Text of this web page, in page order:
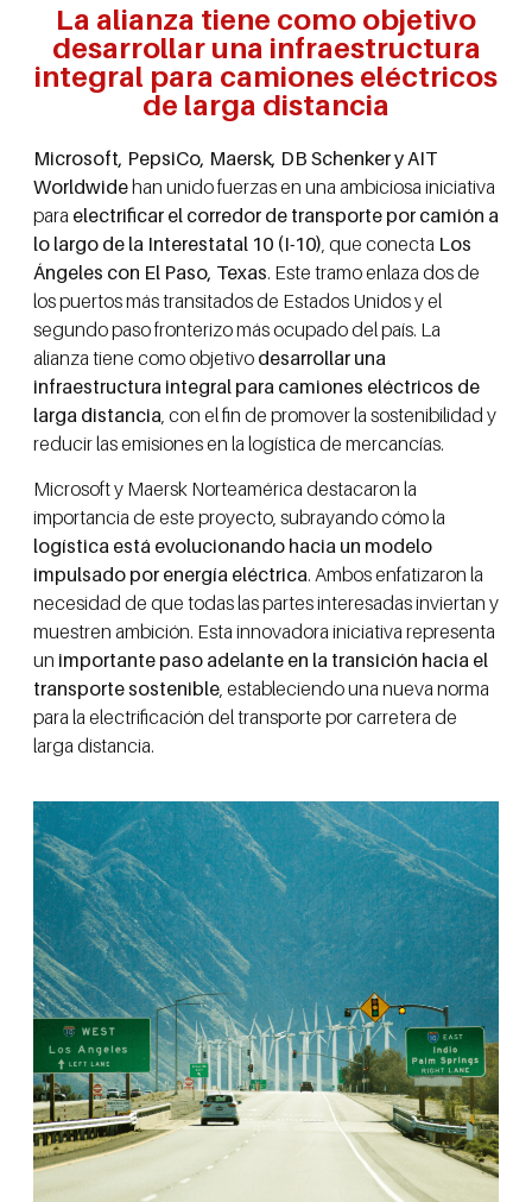
La alianza tiene como objetivo
desarrollar una infraestructura
integral para camiones eléctricos
de larga distancia
Microsoft, PepsiCo, Maersk, DB Schenker y AIT
Worldwidehan unido fuerzas en una ambiciosa iniciativa
para electrificar el corredor de transporte por camión a
lo largo de la Interestatal 10 (I-10) , que conecta Los
Ángeles con El Paso, Texas. Este tramo enlaza dos de
los puertos más transitados de Estados Unidos y el
segundo paso fronterizo más ocupado del país. La
alianza tiene como objetivo desarrollar una
infraestructura integral para camiones eléctricos de
larga distancia , con el fin de promover la sostenibilidad y
reducir las emisiones en la logística de mercancías.
Microsoft y Maersk Norteamérica destacaron la
importancia de este proyecto, subrayando cómo la
logística está evolucionando hacia un modelo
impulsado por energía eléctrica. Ambos enfatizaron la
necesidad de que todas las partes interesadas inviertan y
muestren ambición. Esta innovadora iniciativa representa
un importante paso adelante en la transición hacia el
transporte sostenible, estableciendo una nueva norma
para la electrificación del transporte por carretera de
larga distancia.